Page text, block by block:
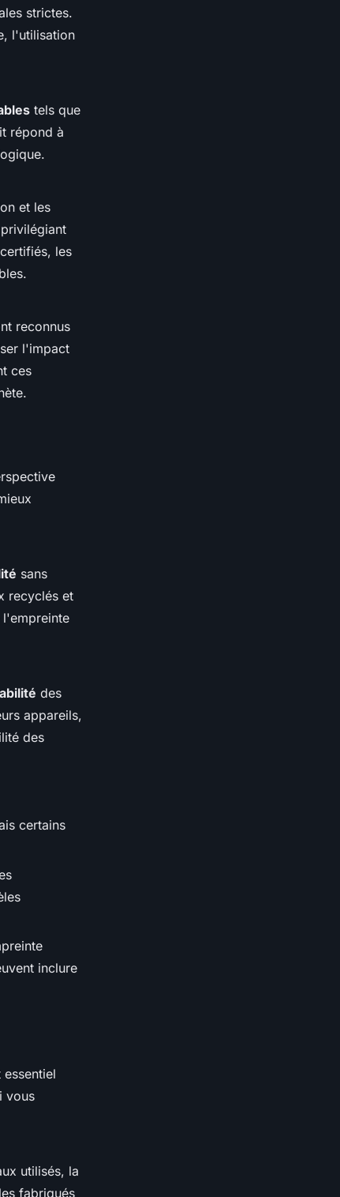
strictes.
l'utilisation
tels que
répond à
et les
les
reconnus
l'impact
ces
sans
recyclés et
des
appareils,
des
certains
inclure
vous
utilisés, la
fabriqués